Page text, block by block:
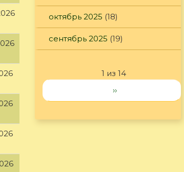
октябрь 2025 (18)
сентябрь 2025 (19)
1 из 14
››